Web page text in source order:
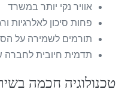
אוויר נקי יותר במשרד
פחות סיכון לאלרגיות
תורמים לשמירה על
תדמית חיובית לחברה
טכנולוגיה חכמה